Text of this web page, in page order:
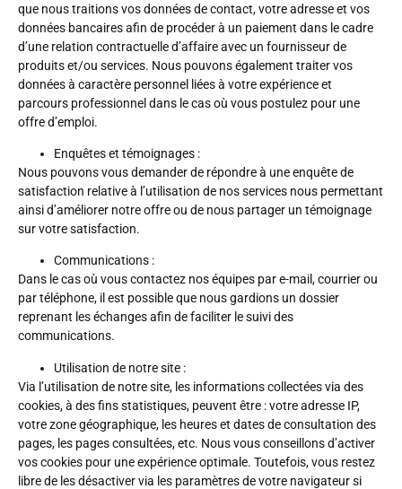
que nous traitions vos données de contact, votre adresse et vos
données bancaires afin de procéder à un paiement dans le cadre
d’une relation contractuelle d’affaire avec un fournisseur de
produits et/ou services. Nous pouvons également traiter vos
données à caractère personnel liées à votre expérience et
parcours professionnel dans le cas où vous postulez pour une
offre d’emploi.
Enquêtes et témoignages :
Nous pouvons vous demander de répondre à une enquête de
satisfaction relative à l’utilisation de nos services nous permettant
ainsi d’améliorer notre offre ou de nous partager un témoignage
sur votre satisfaction.
Communications :
Dans le cas où vous contactez nos équipes par e-mail, courrier ou
par téléphone, il est possible que nous gardions un dossier
reprenant les échanges afin de faciliter le suivi des
communications.
Utilisation de notre site :
Via l’utilisation de notre site, les informations collectées via des
cookies, à des fins statistiques, peuvent être : votre adresse IP,
votre zone géographique, les heures et dates de consultation des
pages, les pages consultées, etc. Nous vous conseillons d’activer
vos cookies pour une expérience optimale. Toutefois, vous restez
libre de les désactiver via les paramètres de votre navigateur si